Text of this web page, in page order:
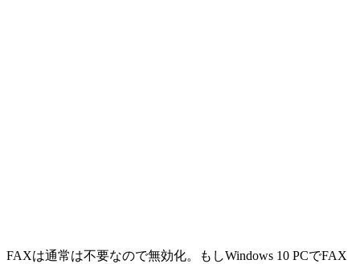
FAXは通常は不要なので無効化。もしWindows 10 PCでFAX